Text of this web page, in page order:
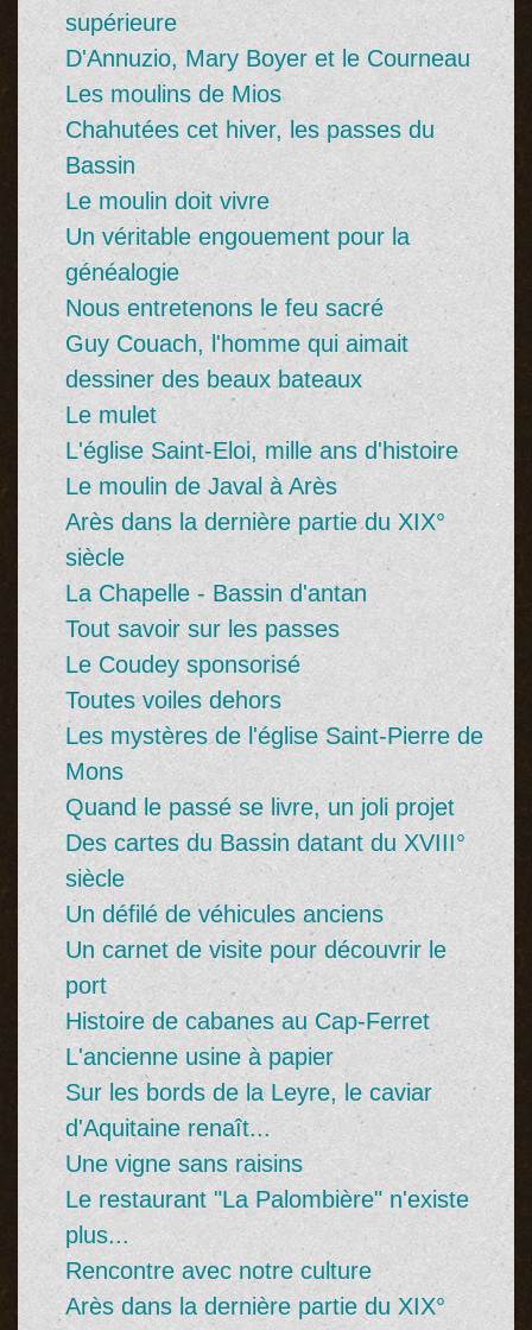
supérieure
D'Annuzio, Mary Boyer et le Courneau
Les moulins de Mios
Chahutées cet hiver, les passes du
Bassin
Le moulin doit vivre
Un véritable engouement pour la
généalogie
Nous entretenons le feu sacré
Guy Couach, l'homme qui aimait
dessiner des beaux bateaux
Le mulet
L'église Saint-Eloi, mille ans d'histoire
Le moulin de Javal à Arès
Arès dans la dernière partie du XIX°
siècle
La Chapelle - Bassin d'antan
Tout savoir sur les passes
Le Coudey sponsorisé
Toutes voiles dehors
Les mystères de l'église Saint-Pierre de
Mons
Quand le passé se livre, un joli projet
Des cartes du Bassin datant du XVIII°
siècle
Un défilé de véhicules anciens
Un carnet de visite pour découvrir le
port
Histoire de cabanes au Cap-Ferret
L'ancienne usine à papier
Sur les bords de la Leyre, le caviar
d'Aquitaine renaît...
Une vigne sans raisins
Le restaurant "La Palombière" n'existe
plus...
Rencontre avec notre culture
Arès dans la dernière partie du XIX°